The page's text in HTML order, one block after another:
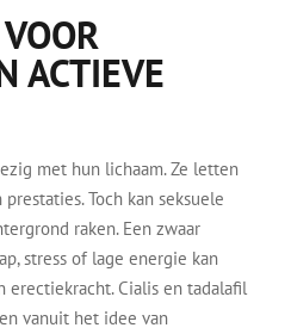
ACTIEVE
met hun lichaam. Ze letten
Toch kan seksuele
raken. Een zwaar
stress of lage energie kan
Cialis en tadalafil
vanuit het idee van